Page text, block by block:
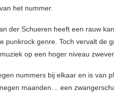
het nummer.
der Schueren heeft een rauw
punkrock genre. Toch vervalt de
op een hoger niveau
nummers bij elkaar en is van
maanden… een